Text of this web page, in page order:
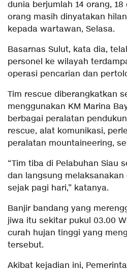
dunia berjumlah 14 orang,
orang masih dinyatakan
kepada wartawan, Selasa.
Basarnas Sulut, kata dia,
personel ke wilayah
operasi pencarian dan
Tim rescue diberangkatkan
menggunakan KM Marina
berbagai peralatan
rescue, alat komunikasi,
peralatan mountaineering,
“Tim tiba di Pelabuhan Siau
dan langsung
sejak pagi hari,” katanya.
Banjir bandang yang
jiwa itu sekitar pukul 03.00
curah hujan tinggi yang
tersebut.
Akibat kejadian ini,